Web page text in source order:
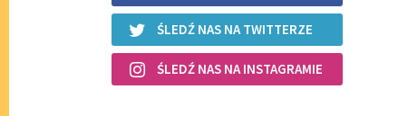
ŚLEDŹ NAS NA TWITTERZE
ŚLEDŹ NAS NA INSTAGRAMIE